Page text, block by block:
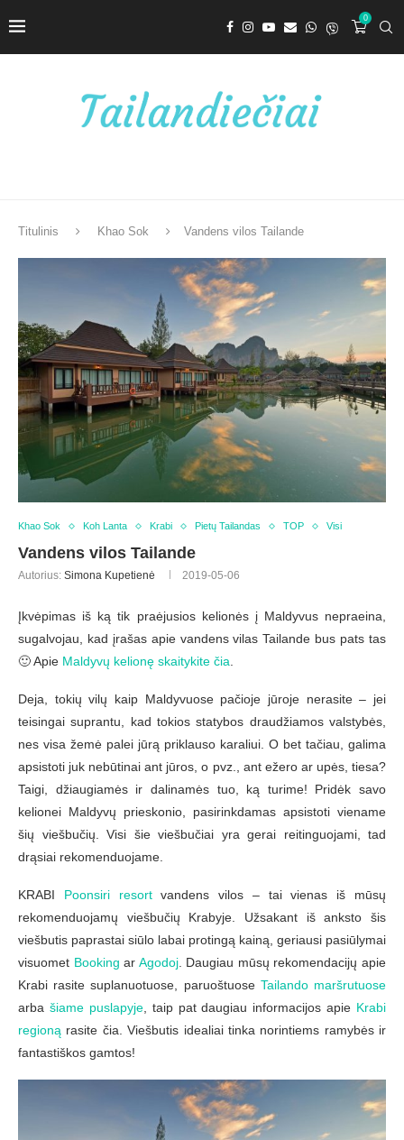
0
Titulinis Khao Sok Vandens vilos Tailande
Khao Sok Koh Lanta Krabi Pietų Tailandas TOP Visi
Vandens vilos Tailande
Autorius: Simona Kupetienė 2019-05-06
Įkvėpimas iš ką tik praėjusios kelionės į Maldyvus nepraeina,
sugalvojau, kad įrašas apie vandens vilas Tailande bus pats tas
🙂 Apie Maldyvų kelionę skaitykite čia.
Deja, tokių vilų kaip Maldyvuose pačioje jūroje nerasite – jei
teisingai suprantu, kad tokios statybos draudžiamos valstybės,
nes visa žemė palei jūrą priklauso karaliui. O bet tačiau, galima
apsistoti juk nebūtinai ant jūros, o pvz., ant ežero ar upės, tiesa?
Taigi, džiaugiamės ir dalinamės tuo, ką turime! Pridėk savo
kelionei Maldyvų prieskonio, pasirinkdamas apsistoti viename
šių viešbučių. Visi šie viešbučiai yra gerai reitinguojami, tad
drąsiai rekomenduojame.
KRABI Poonsiri resortvandens vilos – tai vienas iš mūsų
rekomenduojamų viešbučių Krabyje. Užsakant iš anksto šis
viešbutis paprastai siūlo labai protingą kainą, geriausi pasiūlymai
visuomet Booking ar Agodoj. Daugiau mūsų rekomendacijų apie
Krabi rasite suplanuotuose, paruoštuose Tailando maršrutuose
arba šiame puslapyje, taip pat daugiau informacijos apie Krabi
regioną rasite čia. Viešbutis idealiai tinka norintiems ramybės ir
fantastiškos gamtos!